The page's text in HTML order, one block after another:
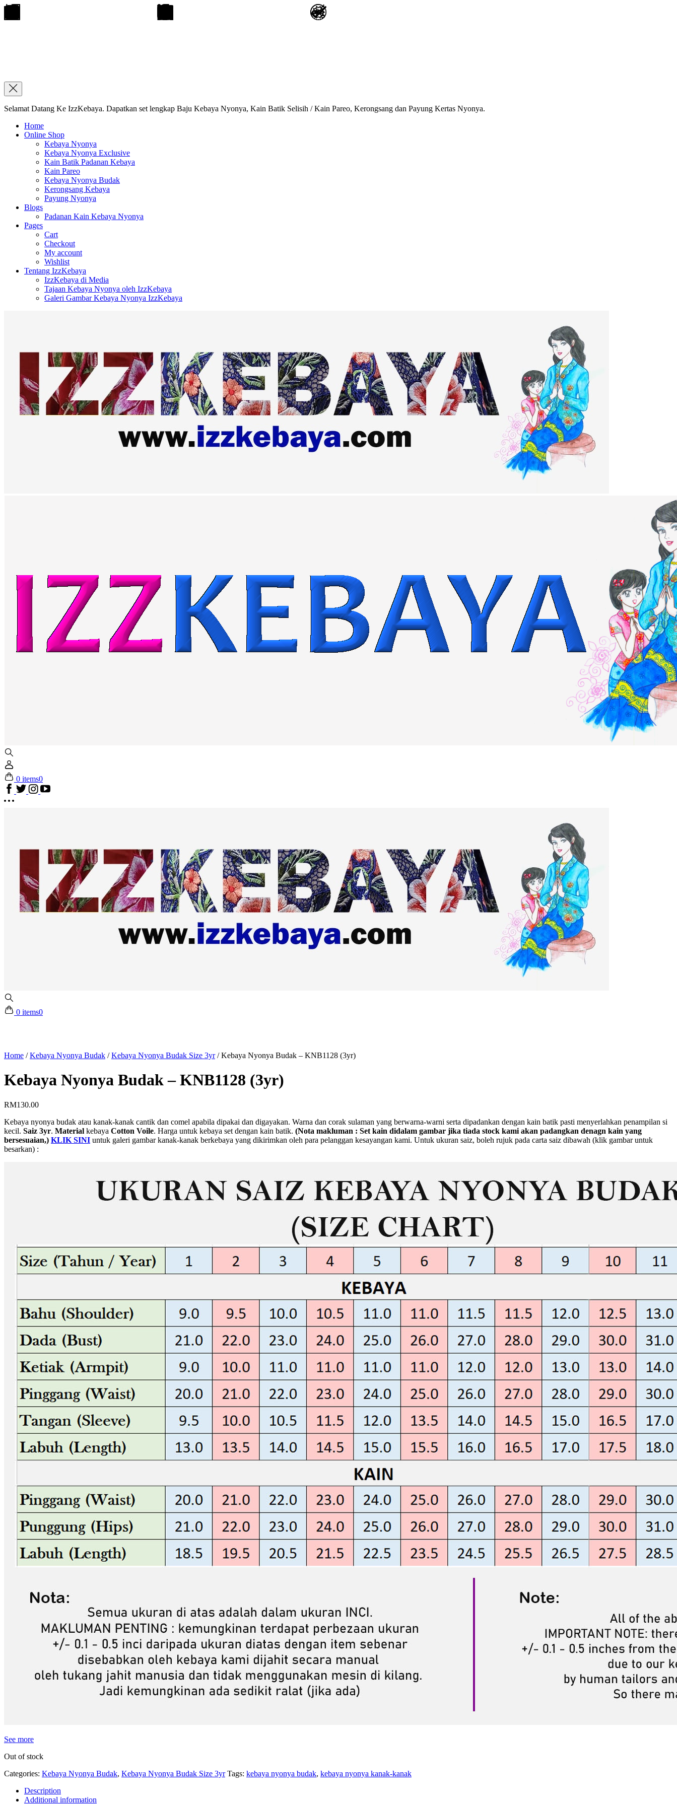
Selamat Datang Ke IzzKebaya. Dapatkan set lengkap Baju Kebaya Nyonya, Kain Batik Selisih / Kain Pareo, Kerongsang dan Payung Kertas Nyonya.
Home
Online Shop
Kebaya Nyonya
Kebaya Nyonya Exclusive
Kain Batik Padanan Kebaya
Kain Pareo
Kebaya Nyonya Budak
Kerongsang Kebaya
Payung Nyonya
Blogs
Padanan Kain Kebaya Nyonya
Pages
Cart
Checkout
My account
Wishlist
Tentang IzzKebaya
IzzKebaya di Media
Tajaan Kebaya Nyonya oleh IzzKebaya
Galeri Gambar Kebaya Nyonya IzzKebaya
0 items0
0 items0
Home /Kebaya Nyonya Budak /Kebaya Nyonya Budak Size 3yr/Kebaya Nyonya Budak – KNB1128 (3yr)
Kebaya Nyonya Budak – KNB1128 (3yr)
RM130.00
Kebaya nyonya budak atau kanak-kanak cantik dan comel apabila dipakai dan digayakan. Warna dan corak sulaman yang berwarna-warni serta dipadankan dengan kain batik pasti menyerlahkan penampilan si
kecil. Saiz 3yr. Material kebaya Cotton Voile. Harga untuk kebaya set dengan kain batik. (Nota makluman : Set kain didalam gambar jika tiada stock kami akan padangkan denagn kain yang
bersesuaian,) KLIK SINI untuk galeri gambar kanak-kanak berkebaya yang dikirimkan oleh para pelanggan kesayangan kami. Untuk ukuran saiz, boleh rujuk pada carta saiz dibawah (klik gambar untuk
besarkan) :
See more
Out of stock
Categories: Kebaya Nyonya Budak, Kebaya Nyonya Budak Size 3yr Tags: kebaya nyonya budak, kebaya nyonya kanak-kanak
Description
Additional information